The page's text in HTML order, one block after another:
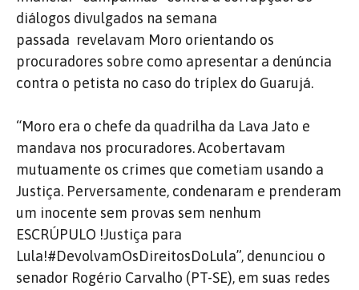
diálogos divulgados na semana
passada revelavam Moro orientando os
procuradores sobre como apresentar a denúncia
contra o petista no caso do tríplex do Guarujá.
“Moro era o chefe da quadrilha da Lava Jato e
mandava nos procuradores. Acobertavam
mutuamente os crimes que cometiam usando a
Justiça. Perversamente, condenaram e prenderam
um inocente sem provas sem nenhum
ESCRÚPULO !Justiça para
Lula!#DevolvamOsDireitosDoLula”, denunciou o
senador Rogério Carvalho (PT-SE), em suas redes